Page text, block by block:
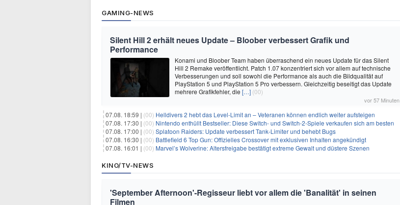
GAMING-NEWS
Silent Hill 2 erhält neues Update – Bloober verbessert Grafik und
Performance
Konami und Bloober Team haben überraschend ein neues Update für das Silent
Hill 2 Remake veröffentlicht. Patch 1.07 konzentriert sich vor allem auf technische
Verbesserungen und soll sowohl die Performance als auch die Bildqualität auf
PlayStation 5 und PlayStation 5 Pro verbessern. Gleichzeitig beseitigt das Update
mehrere Grafikfehler, die […] (00)
vor 57 Minuten
07.08. 18:59 | (00) Helldivers 2 hebt das Level-Limit an – Veteranen können endlich weiter aufsteigen
07.08. 17:30 | (00) Nintendo enthüllt Bestseller: Diese Switch- und Switch-2-Spiele verkaufen sich am besten
07.08. 17:00 | (00) Splatoon Raiders: Update verbessert Tank-Limiter und behebt Bugs
07.08. 16:30 | (00) Battlefield 6 Top Gun: Offizielles Crossover mit exklusiven Inhalten angekündigt
07.08. 16:01 | (00) Marvel’s Wolverine: Altersfreigabe bestätigt extreme Gewalt und düstere Szenen
KINO/TV-NEWS
'September Afternoon'-Regisseur liebt vor allem die 'Banalität' in seinen
Filmen